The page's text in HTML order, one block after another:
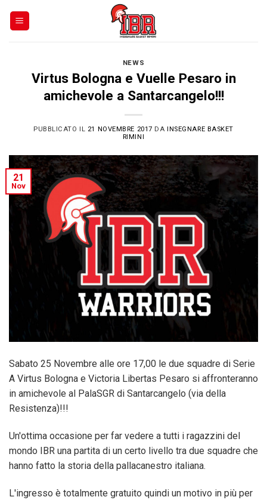
NEWS
Virtus Bologna e Vuelle Pesaro in
amichevole a Santarcangelo!!!
PUBBLICATO IL 21 NOVEMBRE 2017 DAINSEGNARE BASKET
RIMINI
21
Nov
Sabato 25 Novembre alle ore 17,00 le due squadre di Serie
A Virtus Bologna e Victoria Libertas Pesaro si affronteranno
in amichevole al PalaSGR di Santarcangelo (via della
Resistenza)!!!
Un'ottima occasione per far vedere a tutti i ragazzini del
mondo IBR una partita di un certo livello tra due squadre che
hanno fatto la storia della pallacanestro italiana.
L'ingresso è totalmente gratuito quindi un motivo in più per